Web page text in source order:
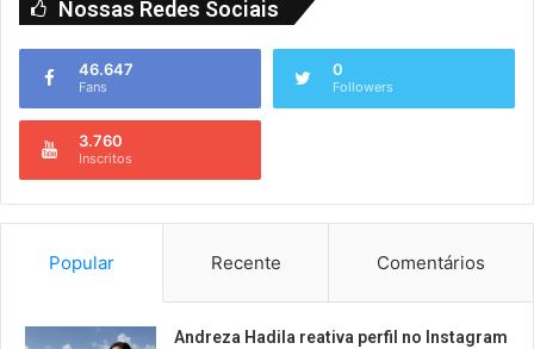
Nossas Redes Sociais
46.647
Fans
0
Followers
3.760
Inscritos
Popular Recente Comentários
Andreza Hadila reativa perfil no Instagram